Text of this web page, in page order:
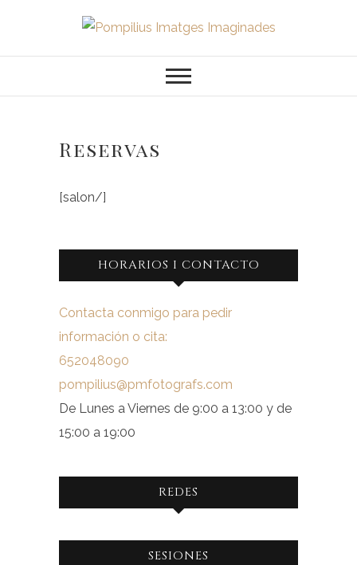
contenido
Pompilius
Imatges
Imaginades
Reservas
[salon/]
HORARIOS I CONTACTO
Contacta conmigo para pedir
información o cita:
652048090
pompilius@pmfotografs.com
De Lunes a Viernes de 9:00 a 13:00 y de
15:00 a 19:00
REDES
Ver
Ver
SESIONES